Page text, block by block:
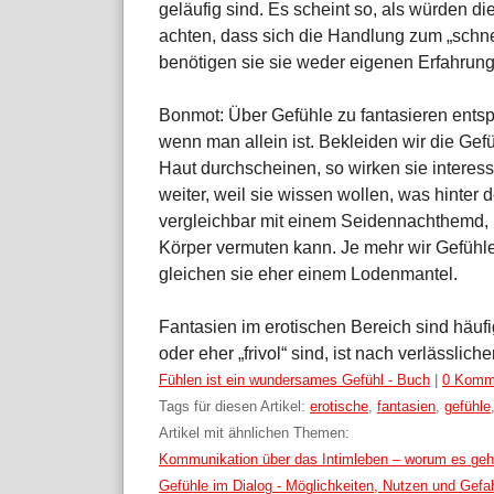
geläufig sind. Es scheint so, als würden
achten, dass sich die Handlung zum
benötigen sie sie weder eigenen
Bonmot: Über Gefühle zu fantasieren
wenn man allein ist. Bekleiden wir die
Haut durchscheinen, so wirken sie
weiter, weil sie wissen wollen, was hinter
vergleichbar mit einem
Körper vermuten kann. Je mehr wir
gleichen sie eher einem Lodenmantel.
Fantasien im erotischen Bereich sind
oder eher „frivol“ sind, ist nach
Kategorien:
Fühlen ist ein wundersames Gefühl - Buch
0
Tags für diesen Artikel: erotische, fantasien, gefühle
Artikel mit ähnlichen Themen:
Kommunikation über das Intimleben – worum es
Gefühle im Dialog - Möglichkeiten, Nutzen und